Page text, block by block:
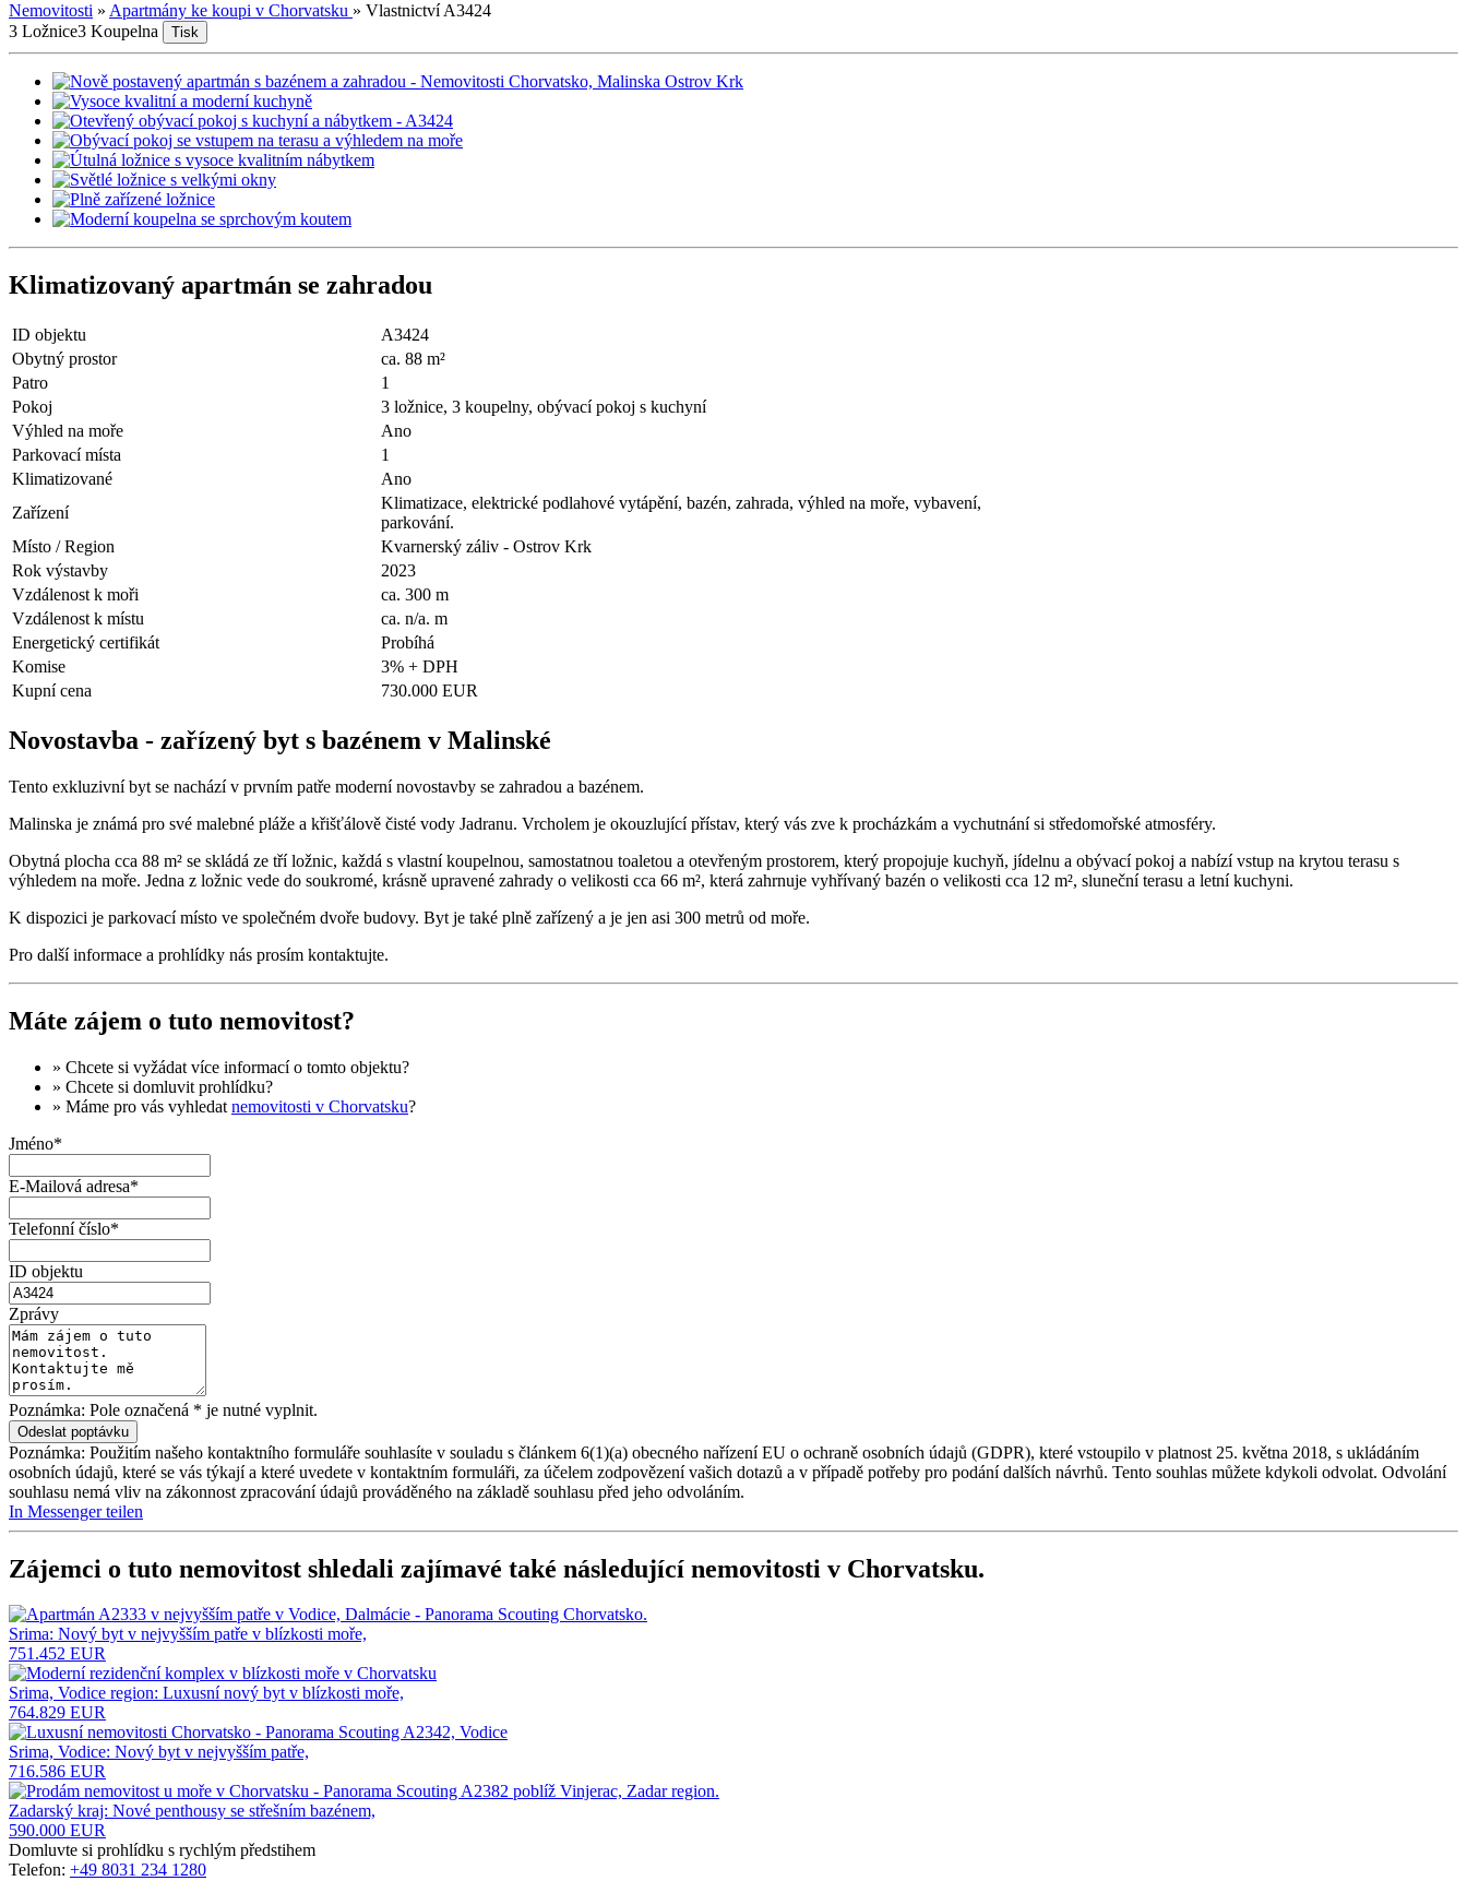
Nemovitosti » Apartmány ke koupi v Chorvatsku » Vlastnictví A3424
3 Ložnice3 Koupelna Tisk
Klimatizovaný apartmán se zahradou
ID objektu
A3424
Obytný prostor
ca. 88 m²
Patro
1
Pokoj
3 ložnice, 3 koupelny, obývací pokoj s kuchyní
Výhled na moře
Ano
Parkovací místa
1
Klimatizované
Ano
Zařízení
Klimatizace, elektrické podlahové vytápění, bazén, zahrada, výhled na moře, vybavení,
parkování.
Místo / Region
Kvarnerský záliv - Ostrov Krk
Rok výstavby
2023
Vzdálenost k moři
ca. 300 m
Vzdálenost k místu
ca. n/a. m
Energetický certifikát
Probíhá
Komise
3% + DPH
Kupní cena
730.000 EUR
Novostavba - zařízený byt s bazénem v Malinské
Tento exkluzivní byt se nachází v prvním patře moderní novostavby se zahradou a bazénem.
Malinska je známá pro své malebné pláže a křišťálově čisté vody Jadranu. Vrcholem je okouzlující přístav, který vás zve k procházkám a vychutnání si středomořské atmosféry.
Obytná plocha cca 88 m² se skládá ze tří ložnic, každá s vlastní koupelnou, samostatnou toaletou a otevřeným prostorem, který propojuje kuchyň, jídelnu a obývací pokoj a nabízí vstup na krytou terasu s
výhledem na moře. Jedna z ložnic vede do soukromé, krásně upravené zahrady o velikosti cca 66 m², která zahrnuje vyhřívaný bazén o velikosti cca 12 m², sluneční terasu a letní kuchyni.
K dispozici je parkovací místo ve společném dvoře budovy. Byt je také plně zařízený a je jen asi 300 metrů od moře.
Pro další informace a prohlídky nás prosím kontaktujte.
Máte zájem o tuto nemovitost?
» Chcete si vyžádat více informacío tomto objektu?
» Chcete si domluvit prohlídku?
» Máme pro vás vyhledat nemovitosti v Chorvatsku?
Jméno*
E-Mailová adresa*
Telefonní číslo*
ID objektu
Zprávy
Poznámka: Pole označená * je nutné vyplnit.
Poznámka: Použitím našeho kontaktního formuláře souhlasíte v souladu s článkem 6(1)(a) obecného nařízení EU o ochraně osobních údajů (GDPR), které vstoupilo v platnost 25. května 2018, s ukládáním
osobních údajů, které se vás týkají a které uvedete v kontaktním formuláři, za účelem zodpovězení vašich dotazů a v případě potřeby pro podání dalších návrhů. Tento souhlas můžete kdykoli odvolat. Odvolání
souhlasu nemá vliv na zákonnost zpracování údajů prováděného na základě souhlasu před jeho odvoláním.
In Messenger teilen
Zájemci o tuto nemovitost shledali zajímavé také následující nemovitosti v Chorvatsku.
Srima: Nový byt v nejvyšším patře v blízkosti moře,
751.452 EUR
Srima, Vodice region: Luxusní nový byt v blízkosti moře,
764.829 EUR
Srima, Vodice: Nový byt v nejvyšším patře,
716.586 EUR
Zadarský kraj: Nové penthousy se střešním bazénem,
590.000 EUR
Domluvte si prohlídku s rychlým předstihem
Telefon: +49 8031 234 1280